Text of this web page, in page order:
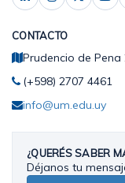
CONTACTO
Prudencio de Pena
(+598) 2707 4461
info@um.edu.uy
¿QUERÉS SABER
Déjanos tu